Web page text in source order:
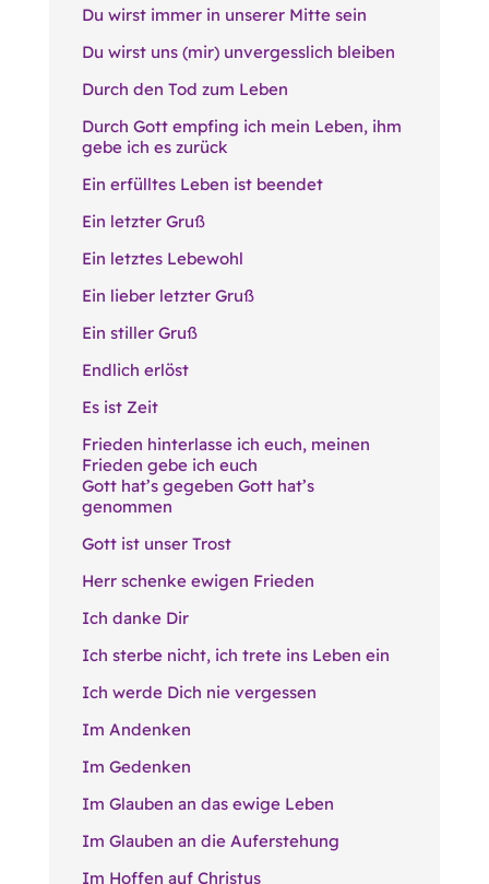
Du wirst immer in unserer Mitte sein
Du wirst uns (mir) unvergesslich bleiben
Durch den Tod zum Leben
Durch Gott empfing ich mein Leben, ihm
gebe ich es zurück
Ein erfülltes Leben ist beendet
Ein letzter Gruß
Ein letztes Lebewohl
Ein lieber letzter Gruß
Ein stiller Gruß
Endlich erlöst
Es ist Zeit
Frieden hinterlasse ich euch, meinen
Frieden gebe ich euch
Gott hat’s gegeben Gott hat’s
genommen
Gott ist unser Trost
Herr schenke ewigen Frieden
Ich danke Dir
Ich sterbe nicht, ich trete ins Leben ein
Ich werde Dich nie vergessen
Im Andenken
Im Gedenken
Im Glauben an das ewige Leben
Im Glauben an die Auferstehung
Im Hoffen auf Christus